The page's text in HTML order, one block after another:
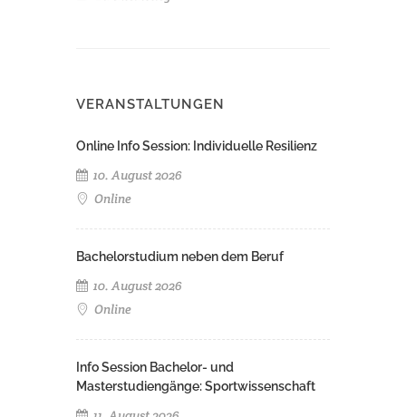
VERANSTALTUNGEN
Online Info Session: Individuelle Resilienz
10. August 2026
Online
Bachelorstudium neben dem Beruf
10. August 2026
Online
Info Session Bachelor- und
Masterstudiengänge: Sportwissenschaft